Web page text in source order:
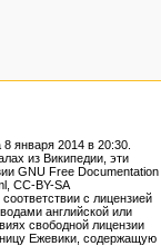
января 2014 в 20:30.
из Википедии, эти
GNU Free Documentation
CC-BY-SA
с лицензией
английской или
свободной лицензии
Ежевики, содержащую